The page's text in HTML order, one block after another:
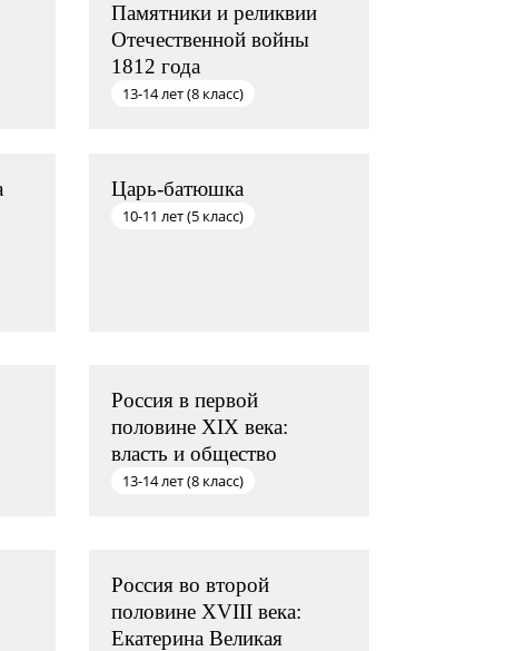
Памятники и реликвии
Отечественной войны
1812 года
13-14 лет (8 класс)
Царь-батюшка
10-11 лет (5 класс)
Россия в первой
половине XIX века:
власть и общество
13-14 лет (8 класс)
Россия во второй
половине XVIII века:
Екатерина Великая